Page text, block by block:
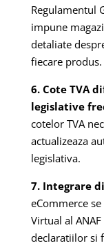
Regulamentul
impune
detaliate
fiecare produs.
6. Cote TVA
legislative
cotelor TVA
actualizeaza
legislativa.
7. Integrare
eCommerce
Virtual al
declaratiilor si